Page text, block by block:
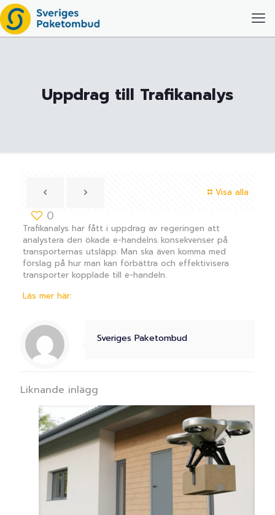
Uppdrag till Trafikanalys
Visa alla
0
Trafikanalys har fått i uppdrag av regeringen att
analystera den ökade e-handelns konsekvenser på
transporternas utsläpp. Man ska även komma med
förslag på hur man kan förbättra och effektivisera
transporter kopplade till e-handeln.
Läs mer här:
Sveriges Paketombud
Liknande inlägg